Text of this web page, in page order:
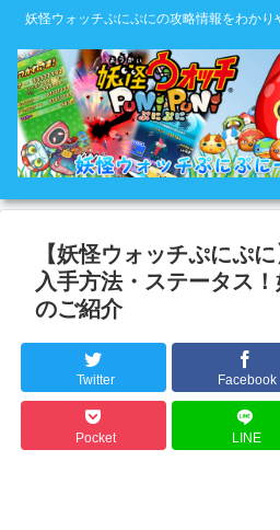
妖怪ウォッチぷにぷにの攻略情報をわか
【妖怪ウォッチぷにぷ
入手方法・ステータス
のご紹介
Twitter Facebook
Pocket LINE